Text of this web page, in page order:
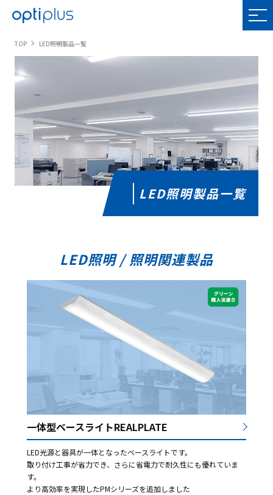
TOP LED照明製品一覧
LED照明製品一覧
LED照明 / 照明関連製品
一体型ベースライトREALPLATE
LED光源と器具が一体となったベースライトです。
取り付け工事が省力でき、さらに省電力で耐久性にも優れていま
す。
より高効率を実現したPMシリーズを追加しました